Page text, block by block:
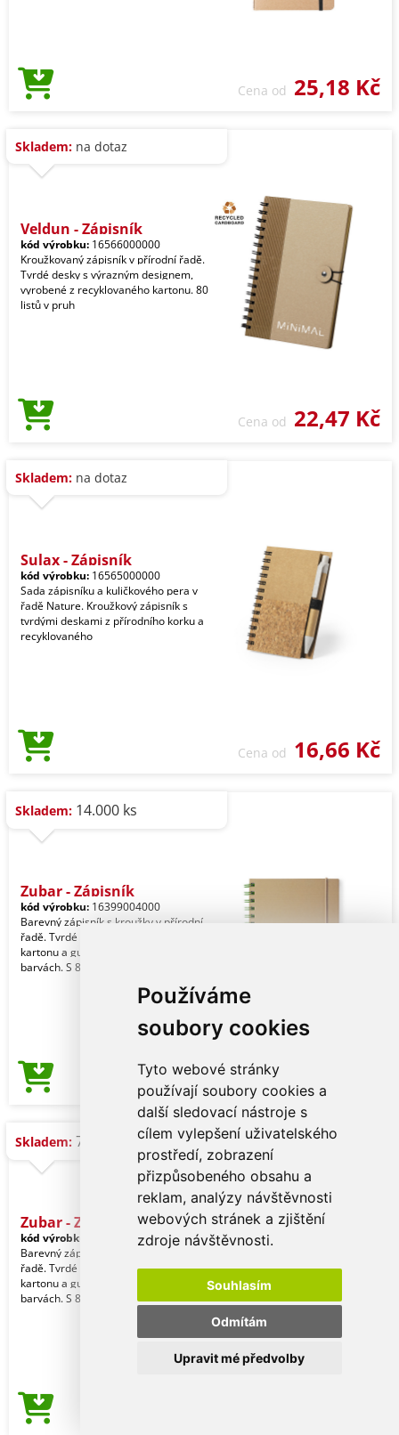
Používáme
soubory cookies
Tyto webové stránky
používají soubory cookies a
další sledovací nástroje s
cílem vylepšení uživatelského
prostředí, zobrazení
přizpůsobeného obsahu a
reklam, analýzy návštěvnosti
webových stránek a zjištění
zdroje návštěvnosti.
Souhlasím
Odmítám
Upravit mé předvolby
Cena od 25,18 Kč
Skladem: na dotaz
Veldun - Zápisník
kód výrobku: 16566000000
Kroužkovaný zápisník v přírodní řadě.
Tvrdé desky s výrazným designem,
vyrobené z recyklovaného kartonu. 80
listů v pruh
Cena od 22,47 Kč
Skladem: na dotaz
Sulax - Zápisník
kód výrobku: 16565000000
Sada zápisníku a kuličkového pera v
řadě Nature. Kroužkový zápisník s
tvrdými deskami z přírodního korku a
recyklovaného
Cena od 16,66 Kč
Skladem: 14.000 ks
Zubar - Zápisník
kód výrobku: 16399004000
Barevný zápisník s kroužky v přírodní
řadě. Tvrdé desky z recyklovaného
kartonu a gumička v přírodních
barvách. S 80 lis
Cena od43,78 Kč
Skladem: 7.700 ks
Zubar - Zápisník
kód výrobku:
16399002000
Barevný zápisník s kroužky v přírodní
řadě. Tvrdé desky z recyklovaného
kartonu a gumička v přírodních
barvách. S 80 lis